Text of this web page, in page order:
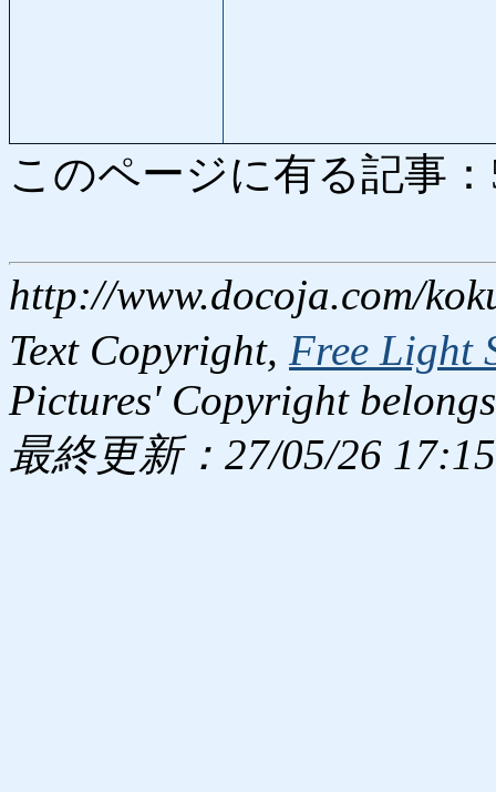
このページに有る記事
http://www.docoja.com/
Text Copyright, Free Light
Pictures' Copyright
最終更新：27/05/26 17:15